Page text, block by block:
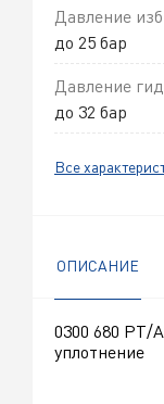
Давление
до 25 бар
Давление
до 32 бар
Все
ОПИСАНИЕ
0300 680 PT/
уплотнение